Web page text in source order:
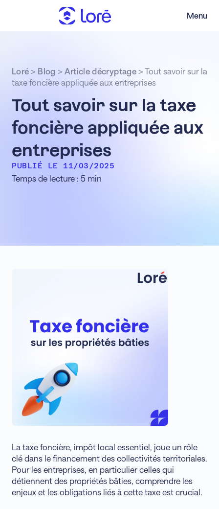
Menu
Tout savoir sur la taxe
foncière appliquée aux
entreprises
PUBLIÉ LE 11/03/2025
Temps de lecture : 5 min
Loré > Blog > Article décryptage> Tout savoir sur la
taxe foncière appliquée aux entreprises
La taxe foncière, impôt local essentiel, joue un rôle
clé dans le financement des collectivités territoriales.
Pour les entreprises, en particulier celles qui
détiennent des propriétés bâties, comprendre les
enjeux et les obligations liés à cette taxe est crucial.